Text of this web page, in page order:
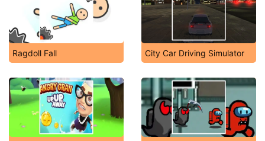
Ragdoll Fall City Car Driving Simulator